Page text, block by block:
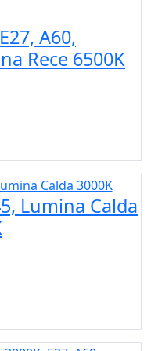
A60,
Rece 6500K
Lumina Calda